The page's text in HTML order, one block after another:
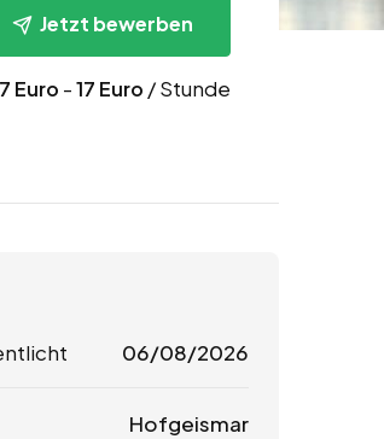
Jetzt bewerben
Euro -17 Euro / Stunde
06/08/2026
Hofgeismar